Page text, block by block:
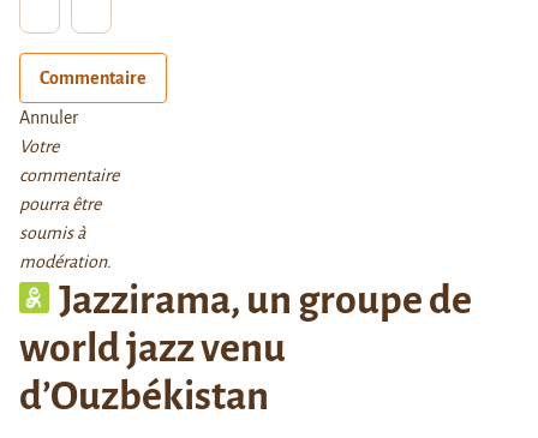
Jazzirama, un groupe de
world jazz venu
d’Ouzbékistan
Commentaire
Annuler
Votre
commentaire
pourra être
soumis à
modération.